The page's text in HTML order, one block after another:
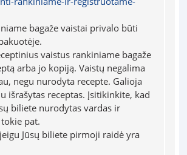
bagaže vaistai privalo būti
vaistus rankiniame bagaže
arba jo kopiją. Vaistų negalima
negu nurodyta recepte. Galioja
išrašytas receptas. Įsitikinkite, kad
biliete nurodytas vardas ir
pat.
Jūsų biliete pirmoji raidė yra